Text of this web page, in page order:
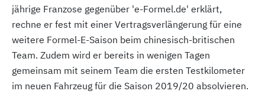
jährige Franzose gegenüber 'e-Formel.de' erklärt,
rechne er fest mit einer Vertragsverlängerung für eine
weitere Formel-E-Saison beim chinesisch-britischen
Team. Zudem wird er bereits in wenigen Tagen
gemeinsam mit seinem Team die ersten Testkilometer
im neuen Fahrzeug für die Saison 2019/20 absolvieren.